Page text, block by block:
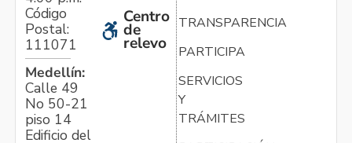
Código
Postal:
111071
Medellín:
Calle 49
No 50-21
piso 14
Edificio del
Centro
de
relevo
TRANSPARENCIA
PARTICIPA
SERVICIOS
Y
TRÁMITES